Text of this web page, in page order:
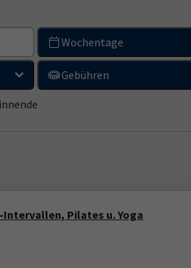
Wochentage
Gebühren
Pilates u. Yoga